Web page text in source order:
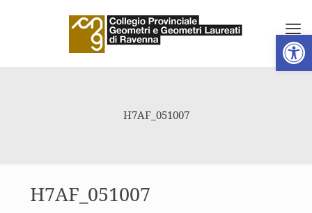
Apri
H7AF_051007
H7AF_051007